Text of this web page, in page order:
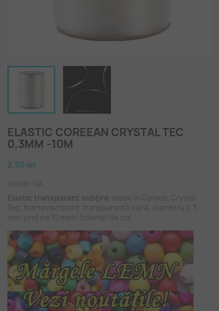
ELASTIC COREEAN CRYSTAL TEC
0,3MM -10M
2,50 lei
Include TVA
Elastic transparent subțire, made în Coreea, Crystal
Tec, foarte rezistent, transparență clară, diametru 0,3
mm, preț pe 10 metri bobinat de noi.